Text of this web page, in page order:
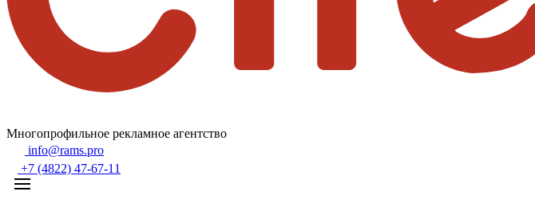
Многопрофильное рекламное агентство
info@rams.pro
+7 (4822) 47-67-11